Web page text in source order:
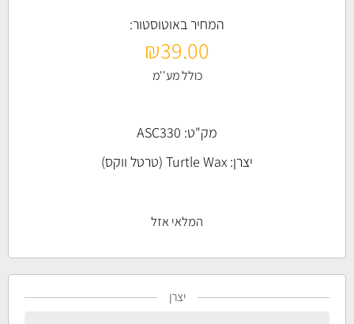
המחיר באוטוסטור:
₪39.00
כולל מע''מ
מק"ט: ASC330
יצרן: Turtle Wax (טרטל ווקס)
המלאי אזל
יצרן